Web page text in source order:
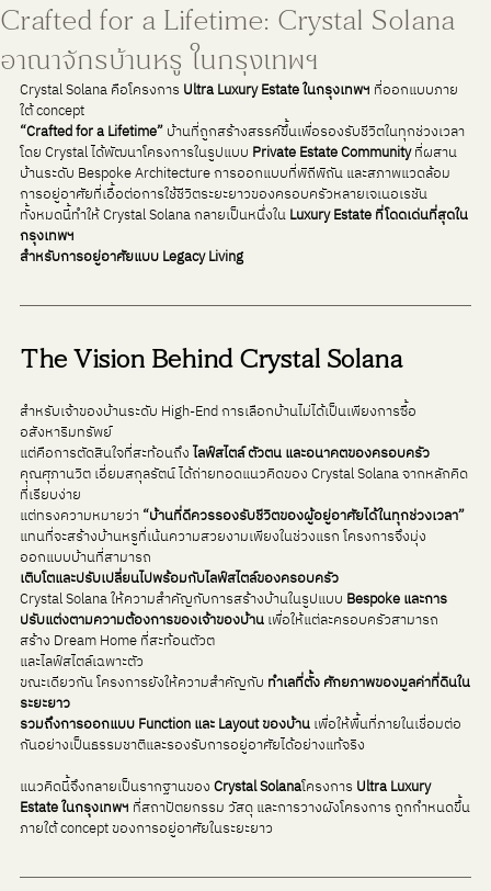
Crafted for a Lifetime: Crystal Solana
อาณาจักรบ้านหรู ในกรุงเทพฯ
Crystal Solana คือโครงการ Ultra Luxury Estate ในกรุงเทพฯ ที่ออกแบบภาย
ใต้ concept
“Crafted for a Lifetime” บ้านที่ถูกสร้างสรรค์ขึ้นเพื่อรองรับชีวิตในทุกช่วงเวลา
โดย Crystal ได้พัฒนาโครงการในรูปแบบ Private Estate Community ที่ผสาน
บ้านระดับ Bespoke Architecture การออกแบบที่พิถีพิถัน และสภาพแวดล้อม
การอยู่อาศัยที่เอื้อต่อการใช้ชีวิตระยะยาวของครอบครัวหลายเจเนอเรชัน
ทั้งหมดนี้ทำให้ Crystal Solana กลายเป็นหนึ่งใน Luxury Estate ที่โดดเด่นที่สุดใน
กรุงเทพฯ
สำหรับการอยู่อาศัยแบบ Legacy Living
The Vision Behind Crystal Solana
สำหรับเจ้าของบ้านระดับ High-End การเลือกบ้านไม่ได้เป็นเพียงการซื้อ
อสังหาริมทรัพย์
แต่คือการตัดสินใจที่สะท้อนถึง ไลฟ์สไตล์ ตัวตน และอนาคตของครอบครัว
คุณศุภานวิต เอี่ยมสกุลรัตน์ ได้ถ่ายทอดแนวคิดของ Crystal Solana จากหลักคิด
ที่เรียบง่าย
แต่ทรงความหมายว่า “บ้านที่ดีควรรองรับชีวิตของผู้อยู่อาศัยได้ในทุกช่วงเวลา”
แทนที่จะสร้างบ้านหรูที่เน้นความสวยงามเพียงในช่วงแรก โครงการจึงมุ่ง
ออกแบบบ้านที่สามารถ
เติบโตและปรับเปลี่ยนไปพร้อมกับไลฟ์สไตล์ของครอบครัว
Crystal Solana ให้ความสำคัญกับการสร้างบ้านในรูปแบบ Bespoke และการ
ปรับแต่งตามความต้องการของเจ้าของบ้าน เพื่อให้แต่ละครอบครัวสามารถ
สร้าง Dream Home ที่สะท้อนตัวต
และไลฟ์สไตล์เฉพาะตัว
ขณะเดียวกัน โครงการยังให้ความสำคัญกับ ทำเลที่ตั้ง ศักยภาพของมูลค่าที่ดินใน
ระยะยาว
รวมถึงการออกแบบ Function และ Layout ของบ้าน เพื่อให้พื้นที่ภายในเชื่อมต่อ
กันอย่างเป็นธรรมชาติและรองรับการอยู่อาศัยได้อย่างแท้จริง
แนวคิดนี้จึงกลายเป็นรากฐานของ Crystal Solanaโครงการ Ultra Luxury
Estate ในกรุงเทพฯ ที่สถาปัตยกรรม วัสดุ และการวางผังโครงการ ถูกกำหนดขึ้น
ภายใต้ concept ของการอยู่อาศัยในระยะยาว